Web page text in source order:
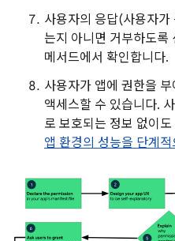
사용자의 응답(사용자
는지 아니면 거부하도록
메서드에서 확인합니다.
사용자가 앱에 권한을
액세스할 수 있습니다.
로 보호되는 정보 없이
앱 환경의 성능을 단계